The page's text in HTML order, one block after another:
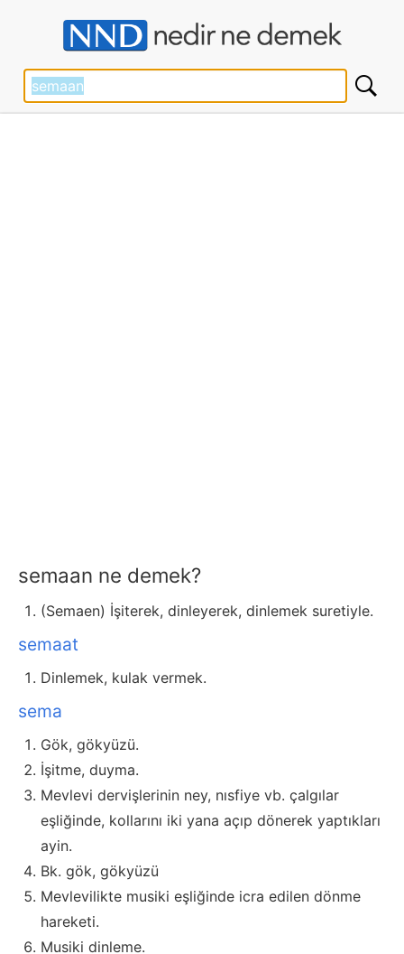
semaan ne demek?
(Semaen) İşiterek, dinleyerek, dinlemek suretiyle.
semaat
Dinlemek, kulak vermek.
sema
Gök, gökyüzü.
İşitme, duyma.
Mevlevi dervişlerinin ney, nısfiye vb. çalgılar
eşliğinde, kollarını iki yana açıp dönerek yaptıkları
ayin.
Bk. gök, gökyüzü
Mevlevilikte musiki eşliğinde icra edilen dönme
hareketi.
Musiki dinleme.